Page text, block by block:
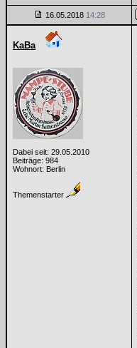
16.05.2018 14:28
KaBa
Dabei seit: 29.05.2010
Beiträge: 984
Wohnort: Berlin
Themenstarter